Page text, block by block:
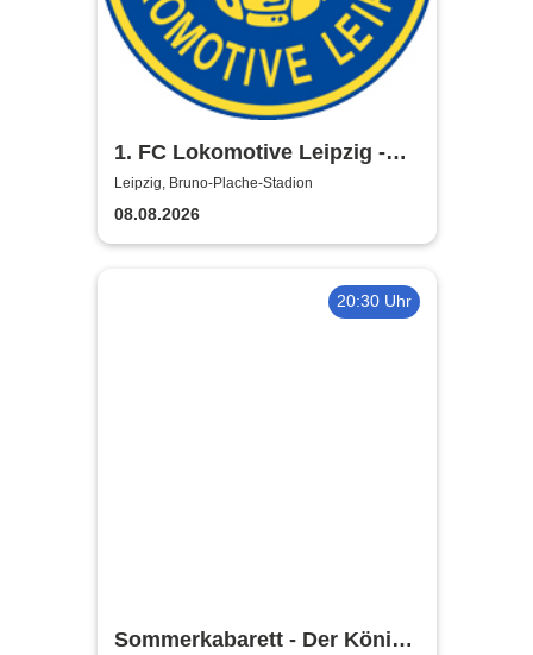
1. FC Lokomotive Leipzig -
Regionalliga Nordost
2026/2027
Leipzig, Bruno-Plache-Stadion
08.08.2026
20:30 Uhr
Sommerkabarett - Der König